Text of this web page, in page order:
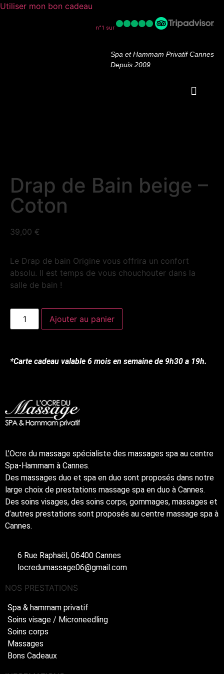
Utiliser mon bon cadeau
n°1 sur
Spa et Hammam Privatif Cannes
Depuis 2009
Drap de Bain beige –
Coton
39,00 €
Le Drap de bain Origine vous offrira un confort
absolu. Il est temps de vous chouchouter dans la
salle de bain !
Ajouter au panier
*Carte cadeau valable 6 mois en semaine de 9h30 a 19h.
L’Ocre du massage spécialiste des massages spa au centre
Spa-Hammam à Cannes.
Des massages duo et spa en duo sont proposés dans notre
large choix de prestations massage spa en duo à Cannes.
Des soins visages, des soins corps, gommages, massages et
d’autres prestations sont proposés au centre massage spa à
Cannes.
6 Rue Raphaël, 06400 Cannes
locredumassage06@gmail.com
NOS PRESTATIONS
Spa & hammam privatif
Soins visage / Microneedling
Soins corps
Massages
Bons Cadeaux